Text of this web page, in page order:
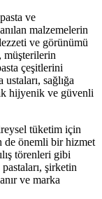
ve
malzemelerin
ve görünümü
müşterilerin
çeşitlerini
sağlığa
hijyenik ve güvenli
tüketim için
de önemli bir hizmet
törenleri gibi
şirketin
ve marka